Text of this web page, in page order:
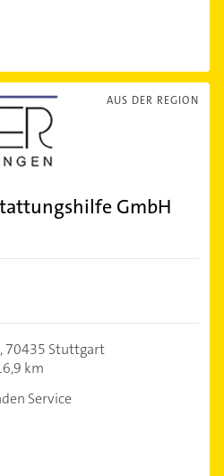
AUS DER REGION
GmbH
70435 Stuttgart
km
Service